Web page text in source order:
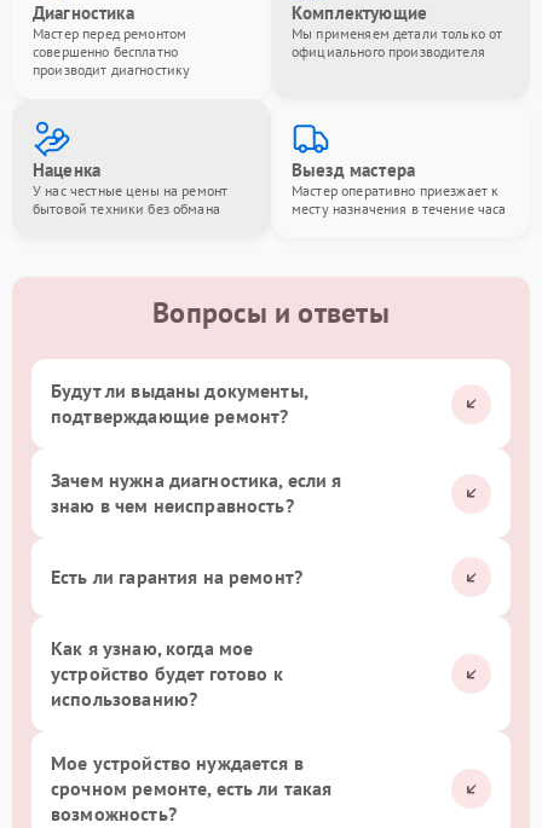
Диагностика
Мастер перед ремонтом
совершенно бесплатно
производит диагностику
Комплектующие
Мы применяем детали только от
официального производителя
Наценка
У нас честные цены на ремонт
бытовой техники без обмана
Выезд мастера
Мастер оперативно приезжает к
месту назначения в течение часа
Вопросы и ответы
Будут ли выданы документы,
подтверждающие ремонт?
Зачем нужна диагностика, если я
знаю в чем неисправность?
Есть ли гарантия на ремонт?
Как я узнаю, когда мое
устройство будет готово к
использованию?
Мое устройство нуждается в
срочном ремонте, есть ли такая
возможность?